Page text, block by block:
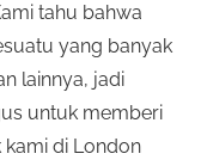
tahu bahwa
yang banyak
lainnya, jadi
untuk memberi
kami di London